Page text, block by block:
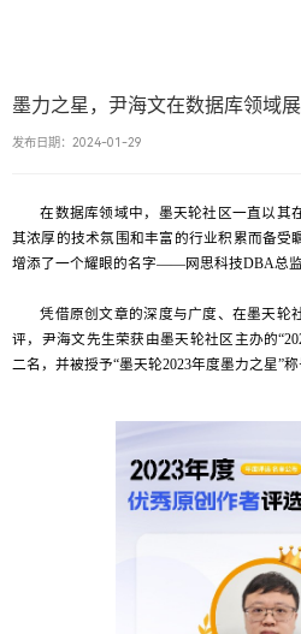
墨力之星，尹海文在数据库领域
发布日期：2024-01-29
在数据库领域中，墨天轮社区一直以其
其浓厚的技术氛围和丰富的行业积累而备受
增添了一个耀眼的名字——网思科技DBA总监
凭借原创文章的深度与广度、在墨天轮
评，尹海文先生荣获由墨天轮社区主办的
二名，并被授予“墨天轮2023年度墨力之星”称